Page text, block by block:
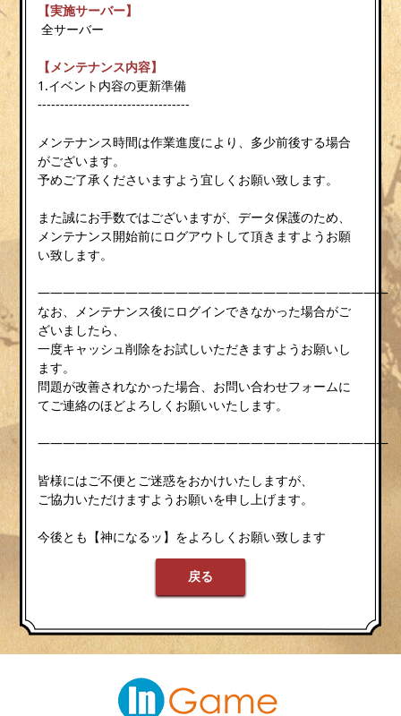
【実施サーバー】
全サーバー
【メンテナンス内容】
1.イベント内容の更新準備
----------------------------------
メンテナンス時間は作業進度により、多少前後する場合
がございます。
予めご了承くださいますよう宜しくお願い致します。
また誠にお手数ではございますが、データ保護のため、
メンテナンス開始前にログアウトして頂きますようお願
い致します。
————————————————————————————
なお、メンテナンス後にログインできなかった場合がご
ざいましたら、
一度キャッシュ削除をお試しいただきますようお願いし
ます。
問題が改善されなかった場合、お問い合わせフォームに
てご連絡のほどよろしくお願いいたします。
————————————————————————————
皆様にはご不便とご迷惑をおかけいたしますが、
ご協力いただけますようお願いを申し上げます。
今後とも【神になるッ】をよろしくお願い致します
戻る